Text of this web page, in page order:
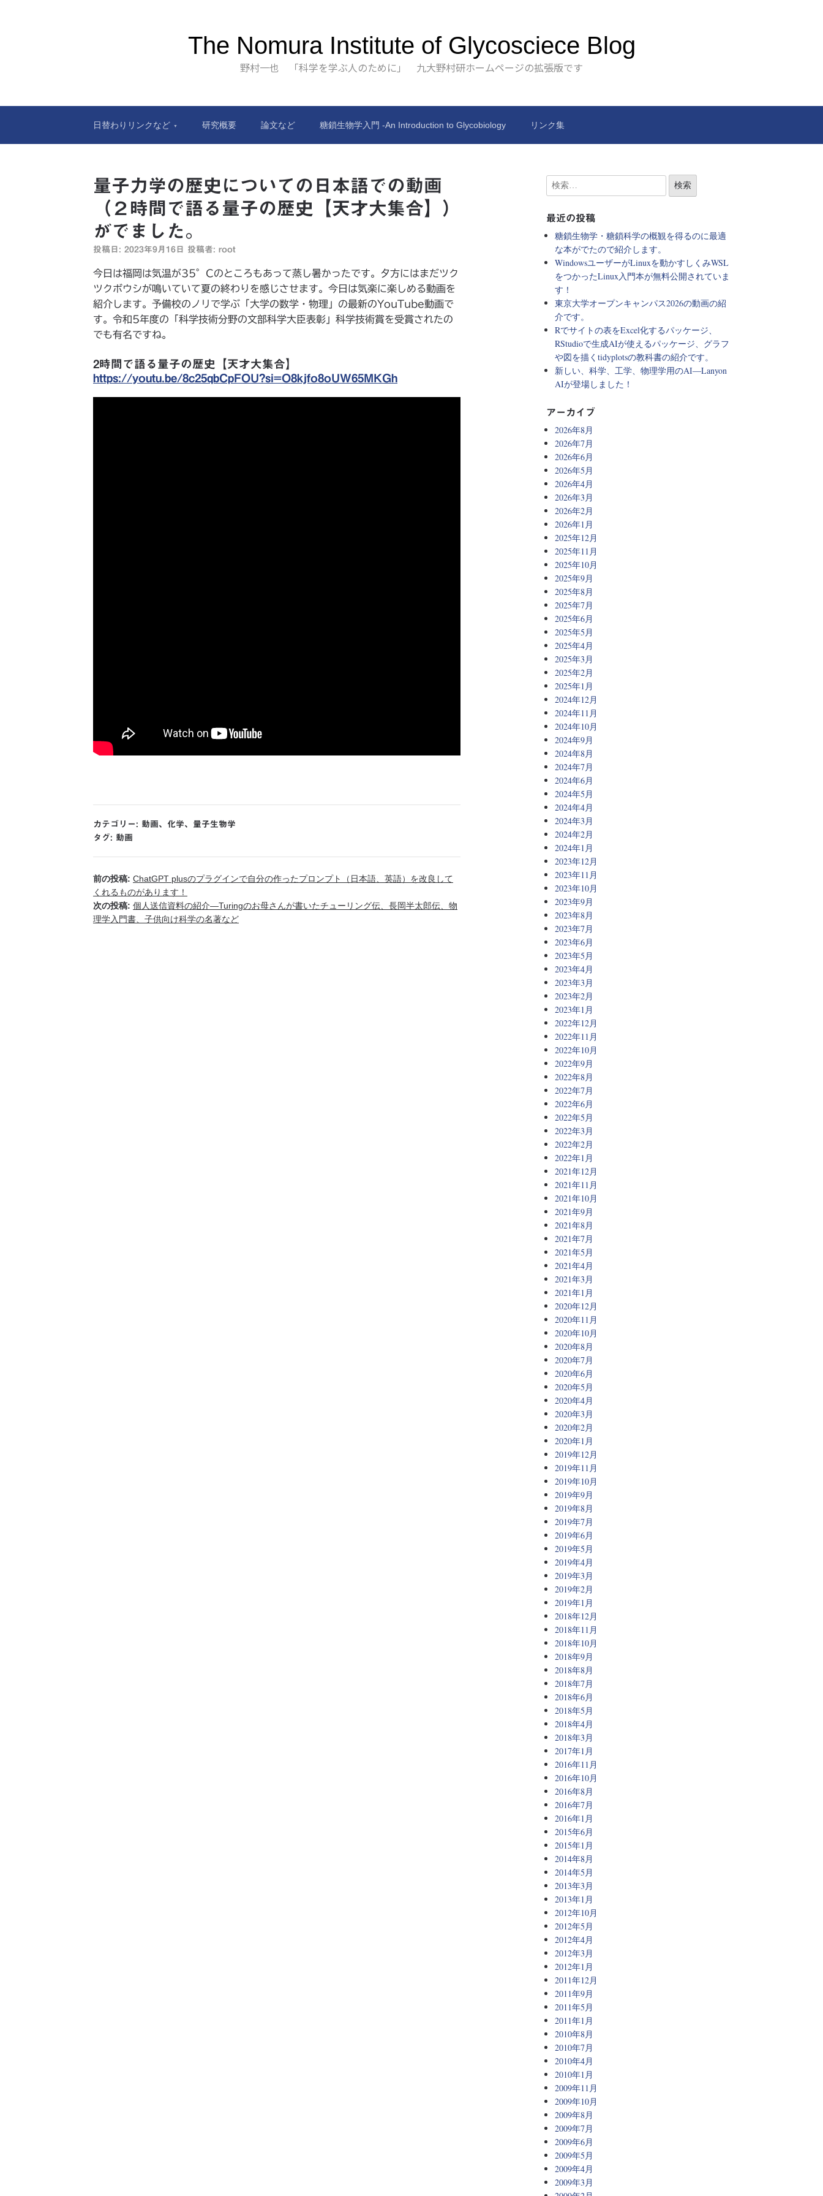
The Nomura Institute of Glycosciece Blog
野村一也 「科学を学ぶ人のために」 九大野村研ホームページの拡張版です
日替わりリンクなど 研究概要 論文など 糖鎖生物学入門 -An Introduction to Glycobiology リンク集
量子力学の歴史についての日本語での動画
（２時間で語る量子の歴史【天才大集合】）
がでました。
投稿日: 2023年9月16日 投稿者: root
今日は福岡は気温が35°Cのところもあって蒸し暑かったです。夕方にはまだツク
ツクボウシが鳴いていて夏の終わりを感じさせます。今日は気楽に楽しめる動画を
紹介します。予備校のノリで学ぶ「大学の数学・物理」の最新のYouTube動画で
す。令和5年度の「科学技術分野の文部科学大臣表彰」科学技術賞を受賞されたの
でも有名ですね。
2時間で語る量子の歴史【天才大集合】
https://youtu.be/8c25qbCpFOU?si=O8kjfo8oUW65MKGh
カテゴリー: 動画、 化学、 量子生物学
タグ: 動画
前の投稿: ChatGPT plusのプラグインで自分の作ったプロンプト（日本語、英語）を改良して
くれるものがあります！
次の投稿: 個人送信資料の紹介―Turingのお母さんが書いたチューリング伝、長岡半太郎伝、物
理学入門書、子供向け科学の名著など
最近の投稿
糖鎖生物学・糖鎖科学の概観を得るのに最適
な本がでたので紹介します。
WindowsユーザーがLinuxを動かすしくみWSL
をつかったLinux入門本が無料公開されていま
す！
東京大学オープンキャンパス2026の動画の紹
介です。
Rでサイトの表をExcel化するパッケージ、
RStudioで生成AIが使えるパッケージ、グラフ
や図を描くtidyplotsの教科書の紹介です。
新しい、科学、工学、物理学用のAI―Lanyon
AIが登場しました！
アーカイブ
2026年8月
2026年7月
2026年6月
2026年5月
2026年4月
2026年3月
2026年2月
2026年1月
2025年12月
2025年11月
2025年10月
2025年9月
2025年8月
2025年7月
2025年6月
2025年5月
2025年4月
2025年3月
2025年2月
2025年1月
2024年12月
2024年11月
2024年10月
2024年9月
2024年8月
2024年7月
2024年6月
2024年5月
2024年4月
2024年3月
2024年2月
2024年1月
2023年12月
2023年11月
2023年10月
2023年9月
2023年8月
2023年7月
2023年6月
2023年5月
2023年4月
2023年3月
2023年2月
2023年1月
2022年12月
2022年11月
2022年10月
2022年9月
2022年8月
2022年7月
2022年6月
2022年5月
2022年3月
2022年2月
2022年1月
2021年12月
2021年11月
2021年10月
2021年9月
2021年8月
2021年7月
2021年5月
2021年4月
2021年3月
2021年1月
2020年12月
2020年11月
2020年10月
2020年8月
2020年7月
2020年6月
2020年5月
2020年4月
2020年3月
2020年2月
2020年1月
2019年12月
2019年11月
2019年10月
2019年9月
2019年8月
2019年7月
2019年6月
2019年5月
2019年4月
2019年3月
2019年2月
2019年1月
2018年12月
2018年11月
2018年10月
2018年9月
2018年8月
2018年7月
2018年6月
2018年5月
2018年4月
2018年3月
2017年1月
2016年11月
2016年10月
2016年8月
2016年7月
2016年1月
2015年6月
2015年1月
2014年8月
2014年5月
2013年3月
2013年1月
2012年10月
2012年5月
2012年4月
2012年3月
2012年1月
2011年12月
2011年9月
2011年5月
2011年1月
2010年8月
2010年7月
2010年4月
2010年1月
2009年11月
2009年10月
2009年8月
2009年7月
2009年6月
2009年5月
2009年4月
2009年3月